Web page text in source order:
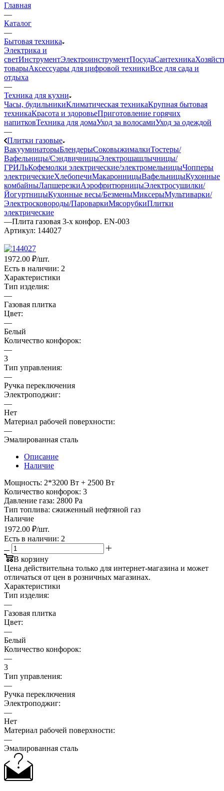
Главная
—
Каталог
—
Бытовая техника
Электрика и
светИнструментЭлектроинструментПосудаСантехника
товарыАксессуары для цифровой техникиВсе для сада и
отдыха
—
Техника для кухни
Часы, будильникиКлиматическая техникаКрупная бытовая
техникаКрасота и здоровьеПриготовление горячих
напитковТехника для домаУход за волосамиУход за одеждой
—
Плитки газовые
ВакууминаторыБлендерыСоковыжималкиТостеры/
Вафельницы/СэндвичницыЭлектрошашлычницы/
ГРИЛьКофемолки электрические/электромельницыЧопперы
электрическиеХлебопечиМакаронницыВафельницыКухонные
комбайныЛапшерезкиАэрофритюрницыЭлектросушилки/
ЙогуртницыКухонные весы/БезменыМиксерыМультиварки/
Электросковороды/ПароваркиМясорубкиПлитки
электрические
—Плита газовая 3-х конфор. EN-003
Артикул: 144027
1972.00 ₽/шт.
Есть в наличии: 2
Характеристики
Тип изделия:
—
Газовая плитка
Цвет:
—
Белый
Количество конфорок:
—
3
Тип управления:
—
Ручка переключения
Электроподжиг:
—
Нет
Материал рабочей поверхности:
—
Эмалированная сталь
Описание
Наличие
Мощность: 2*3200 Вт + 2500 Вт
Количество конфорок: 3
Давление газа: 2800 Pa
Тип топлива: сжиженный нефтяной газ
Наличие
1972.00 ₽/шт.
Есть в наличии: 2
В корзину
Цена действительна только для интернет-магазина и может
отличаться от цен в розничных магазинах.
Характеристики
Тип изделия:
—
Газовая плитка
Цвет:
—
Белый
Количество конфорок:
—
3
Тип управления:
—
Ручка переключения
Электроподжиг:
—
Нет
Материал рабочей поверхности:
—
Эмалированная сталь